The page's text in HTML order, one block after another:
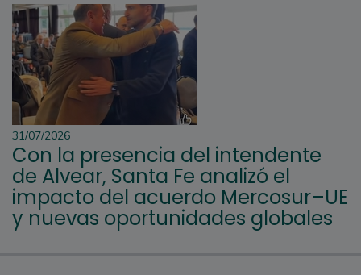
31/07/2026
Con la presencia del intendente
de Alvear, Santa Fe analizó el
impacto del acuerdo Mercosur–UE
y nuevas oportunidades globales